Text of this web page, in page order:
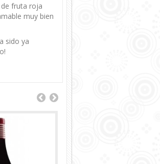
fruta roja
muy bien
sido ya